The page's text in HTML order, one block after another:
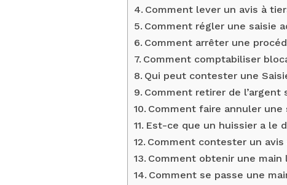
Comment lever un avis à
Comment régler une saisie
Comment arrêter une
Comment comptabiliser
Qui peut contester une
Comment retirer de l’argent
Comment faire annuler une
Est-ce que un huissier a le
Comment contester un
Comment obtenir une main
Comment se passe une